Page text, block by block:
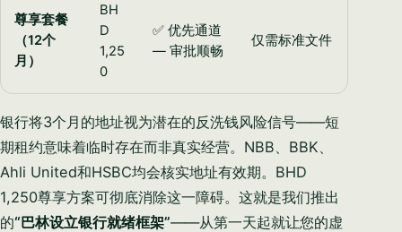
尊享套餐
（12个
月）
BH
D
1,25
0
✅ 优先通道
— 审批顺畅
仅需标准文件
银行将3个月的地址视为潜在的反洗钱风险信号——短
期租约意味着临时存在而非真实经营。NBB、BBK、
Ahli United和HSBC均会核实地址有效期。BHD
1,250尊享方案可彻底消除这一障碍。这就是我们推出
的“巴林设立银行就绪框架”——从第一天起就让您的虚